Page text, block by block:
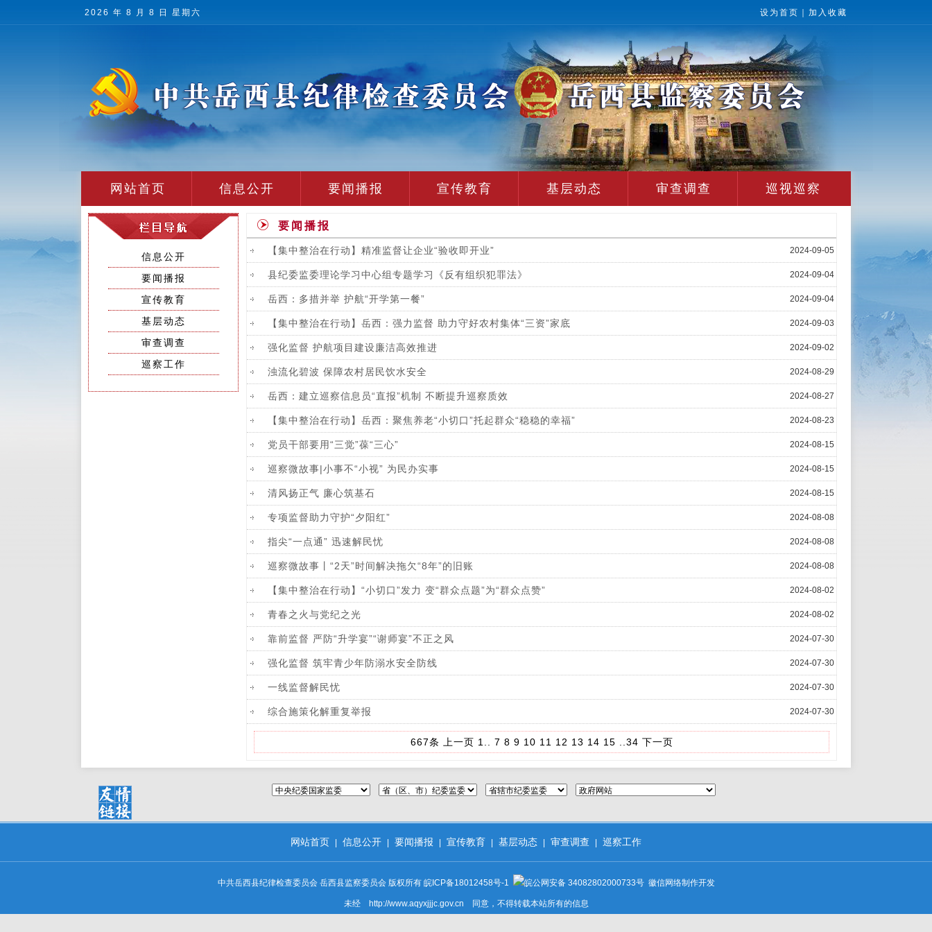
2026 年 8 月 8 日 星期六 设为首页 加入收藏
网站首页 信息公开 要闻播报 宣传教育 基层动态 审查调查 巡视巡察
信息公开
要闻播报
宣传教育
基层动态
审查调查
巡察工作
要闻播报
【集中整治在行动】精准监督让企业“验收即开业” 2024-09-05
县纪委监委理论学习中心组专题学习《反有组织犯罪法》 2024-09-04
岳西：多措并举 护航“开学第一餐” 2024-09-04
【集中整治在行动】岳西：强力监督 助力守好农村集体“三资”家底 2024-09-03
强化监督 护航项目建设廉洁高效推进 2024-09-02
浊流化碧波 保障农村居民饮水安全 2024-08-29
岳西：建立巡察信息员“直报”机制 不断提升巡察质效 2024-08-27
【集中整治在行动】岳西：聚焦养老“小切口”托起群众“稳稳的幸福” 2024-08-23
党员干部要用“三觉”葆“三心” 2024-08-15
巡察微故事|小事不“小视” 为民办实事 2024-08-15
清风扬正气 廉心筑基石 2024-08-15
专项监督助力守护“夕阳红” 2024-08-08
指尖“一点通” 迅速解民忧 2024-08-08
巡察微故事丨“2天”时间解决拖欠“8年”的旧账 2024-08-08
【集中整治在行动】“小切口”发力 变“群众点题”为“群众点赞” 2024-08-02
青春之火与党纪之光 2024-08-02
靠前监督 严防“升学宴”“谢师宴”不正之风 2024-07-30
强化监督 筑牢青少年防溺水安全防线 2024-07-30
一线监督解民忧 2024-07-30
综合施策化解重复举报 2024-07-30
667条 上一页 1 7 8 9 10 11 12 13 14 15 34 下一页
网站首页 信息公开 要闻播报 宣传教育 基层动态 审查调查 巡察工作
中共岳西县纪律检查委员会 岳西县监察委员会 版权所有 皖ICP备18012458号-1 皖公网安备 34082802000733号 徽信网络制作开发
未经 http://www.aqyxjjjc.gov.cn 同意，不得转载本站所有的信息